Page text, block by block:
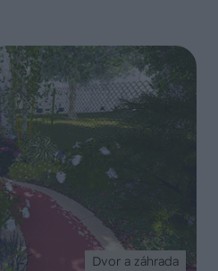
Dvor a záhrada